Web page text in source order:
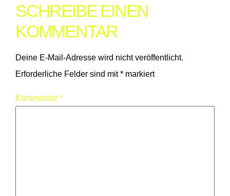
SCHREIBE EINEN
KOMMENTAR
Deine E-Mail-Adresse wird nicht veröffentlicht.
Erforderliche Felder sind mit* markiert
Kommentar *